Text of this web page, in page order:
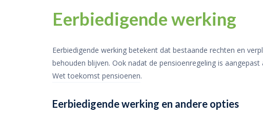
Eerbiedigende werking
Eerbiedigende werking betekent dat bestaande rechten en
behouden blijven. Ook nadat de pensioenregeling is
Wet toekomst pensioenen.
Eerbiedigende werking en andere opties